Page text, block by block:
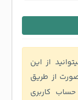
از این
از طریق
حساب کاربری